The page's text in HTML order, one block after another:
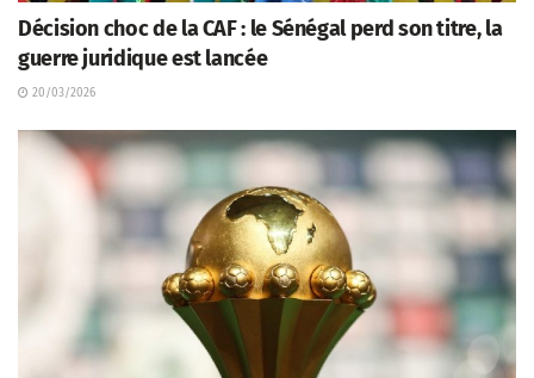
Décision choc de la CAF : le Sénégal perd son titre, la
guerre juridique est lancée
20/03/2026